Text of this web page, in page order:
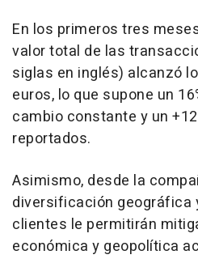
En los primeros tres
valor total de las
siglas en inglés) alcanzó
euros, lo que supone un
cambio constante y un
reportados.
Asimismo, desde la
diversificación geográfica
clientes le permitirán
económica y geopolítica